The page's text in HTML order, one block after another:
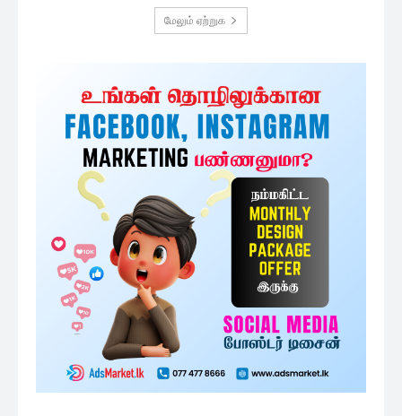
மேலும் ஏற்றுக